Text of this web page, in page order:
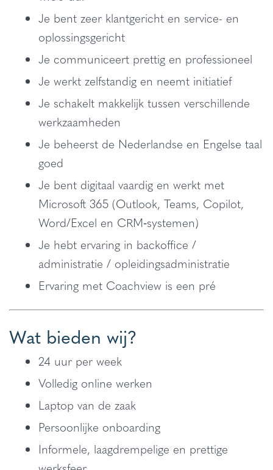
Je bent zeer klantgericht en service- en
oplossingsgericht
Je communiceert prettig en professioneel
Je werkt zelfstandig en neemt initiatief
Je schakelt makkelijk tussen verschillende
werkzaamheden
Je beheerst de Nederlandse en Engelse taal
goed
Je bent digitaal vaardig en werkt met
Microsoft 365 (Outlook, Teams, Copilot,
Word/Excel en CRM‑systemen)
Je hebt ervaring in backoffice /
administratie / opleidingsadministratie
Ervaring met Coachview is een pré
Wat bieden wij?
24 uur per week
Volledig online werken
Laptop van de zaak
Persoonlijke onboarding
Informele, laagdrempelige en prettige